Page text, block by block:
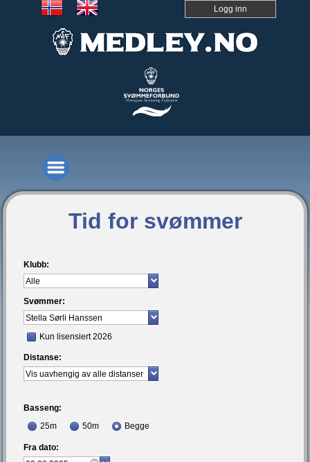
Logg inn
Tid for svømmer
Klubb:
Svømmer:
Kun lisensiert 2026
Distanse:
Basseng:
25m
50m Begge
Fra dato: